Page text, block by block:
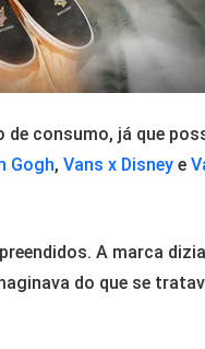
de consumo, já que
Gogh, Vans x Disney e
A marca
do que se